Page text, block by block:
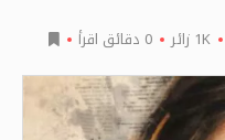
1K زائر